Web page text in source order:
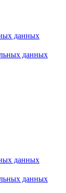
данных
данных
данных
данных